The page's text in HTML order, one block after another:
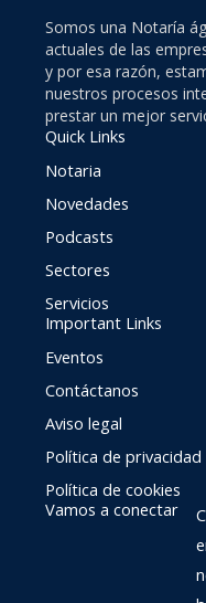
Somos una Notaría
actuales de las
y por esa razón,
nuestros procesos
prestar un mejor
Quick Links
Notaria
Novedades
Podcasts
Sectores
Servicios
Important Links
Eventos
Contáctanos
Aviso legal
Política de privacidad
Política de cookies
Vamos a conectar